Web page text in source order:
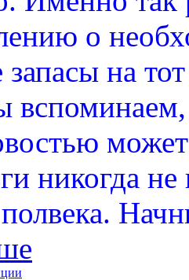
о
на
может
никогда